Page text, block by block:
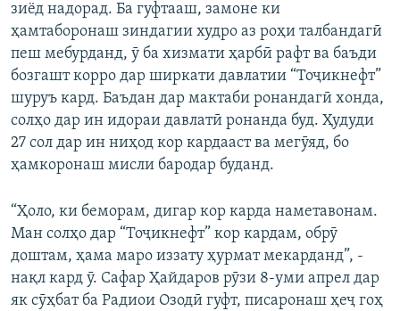
зиёд надорад. Ба гуфтааш, замоне ки
ҳамтаборонаш зиндагии худро аз роҳи талбандагӣ
пеш мебурданд, ӯ ба хизмати ҳарбӣ рафт ва баъди
бозгашт корро дар ширкати давлатии “Тоҷикнефт”
шуруъ кард. Баъдан дар мактаби ронандагӣ хонда,
солҳо дар ин идораи давлатӣ ронанда буд. Ҳудуди
27 сол дар ин ниҳод кор кардааст ва мегӯяд, бо
ҳамкоронаш мисли бародар буданд.
“Ҳоло, ки беморам, дигар кор карда наметавонам.
Ман солҳо дар “Тоҷикнефт” кор кардам, обрӯ
доштам, ҳама маро иззату ҳурмат мекарданд”, -
нақл кард ӯ. Сафар Ҳайдаров рӯзи 8-уми апрел дар
як сӯҳбат ба Радиои Озодӣ гуфт, писаронаш ҳеҷ гоҳ